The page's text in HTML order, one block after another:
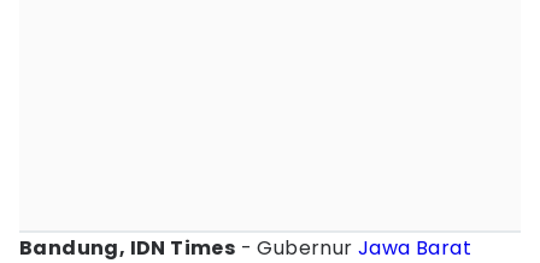
Bandung, IDN Times - GubernurJawa Barat